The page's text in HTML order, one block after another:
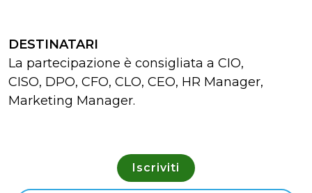
DESTINATARI
La partecipazione è consigliata a CIO,
CISO, DPO, CFO, CLO, CEO, HR Manager,
Marketing Manager.
Iscriviti